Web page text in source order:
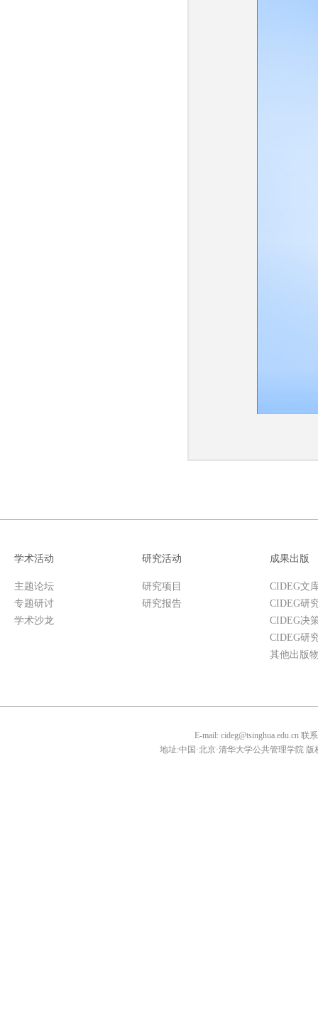
学术活动
主题论坛
专题研讨
学术沙龙
研究活动
研究项目
研究报告
成果出版
CIDEG文
CIDEG研
CIDEG决
CIDEG研
其他出版
E-mail: cideg@tsinghua.edu.cn 联
地址:中国·北京·清华大学公共管理学院